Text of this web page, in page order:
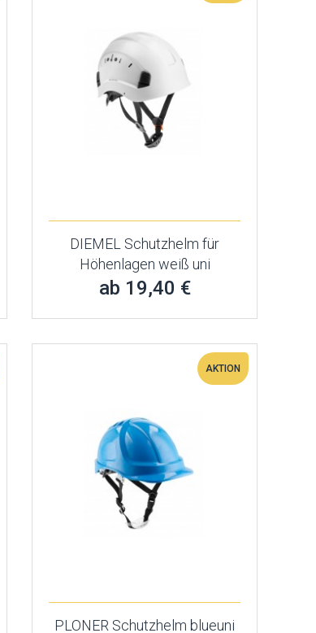
DIEMEL Schutzhelm für
Höhenlagen weiß uni
ab 19,40 €
AKTION
PLONER Schutzhelm blueuni